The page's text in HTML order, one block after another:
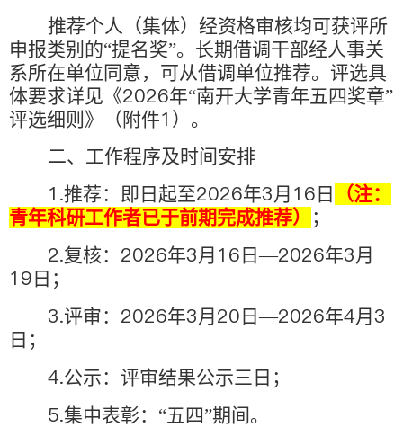
推荐个人（集体）经资格审核均可获评所
申报类别的“提名奖”。长期借调干部经人事关
系所在单位同意，可从借调单位推荐。评选具
体要求详见《2026年“南开大学青年五四奖章”
评选细则》（附件1 ）。
二、工作程序及时间安排
1.推荐：即日起至2026年3月 16 日
（注：
青年科研工作者已于前期完成推荐）
；
2.复核： 2026年3月 16 日—2026年3月
19 日；
3.评审： 2026年3月 20 日—2026年4月 3
日；
4.公示：评审结果公示三日；
5.集中表彰：“五四”期间。